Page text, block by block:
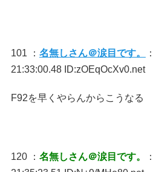
101 ： 名無しさん＠涙目です。
21:33:00.48 ID:zOEqOcXv0.net
F92を早くやらんからこうなる
120 ： 名無しさん＠涙目です。